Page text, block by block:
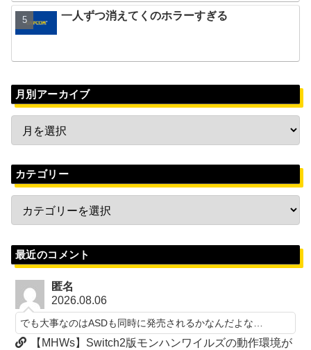
一人ずつ消えてくのホラーすぎる
月別アーカイブ
カテゴリー
最近のコメント
匿名
2026.08.06
でも大事なのはASDも同時に発売されるかなんだよな…
【MHWs】Switch2版モンハンワイルズの動作環境が